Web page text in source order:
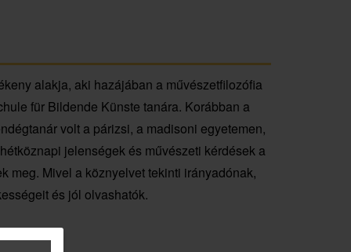
alakja, aki hazájában a művészetfilozófia
für Bildende Künste tanára. Korábban a
volt a párizsi, a madisoni egyetemen,
jelenségek és művészeti kérdések a
meg. Mivel a köznyelvet tekinti irányadónak,
és jól olvashatók.